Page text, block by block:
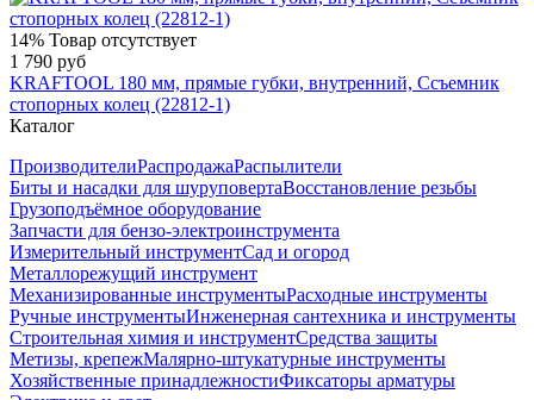
14% Товар отсутствует
1 790 руб
KRAFTOOL 180 мм, прямые губки, внутренний, Ссъемник
стопорных колец (22812-1)
Каталог
ПроизводителиРаспродажаРаспылители
Биты и насадки для шуруповертаВосстановление резьбы
Грузоподъёмное оборудование
Запчасти для бензо-электроинструмента
Измерительный инструментСад и огород
Металлорежущий инструмент
Механизированные инструментыРасходные инструменты
Ручные инструментыИнженерная сантехника и инструменты
Строительная химия и инструментСредства защиты
Метизы, крепежМалярно-штукатурные инструменты
Хозяйственные принадлежностиФиксаторы арматуры